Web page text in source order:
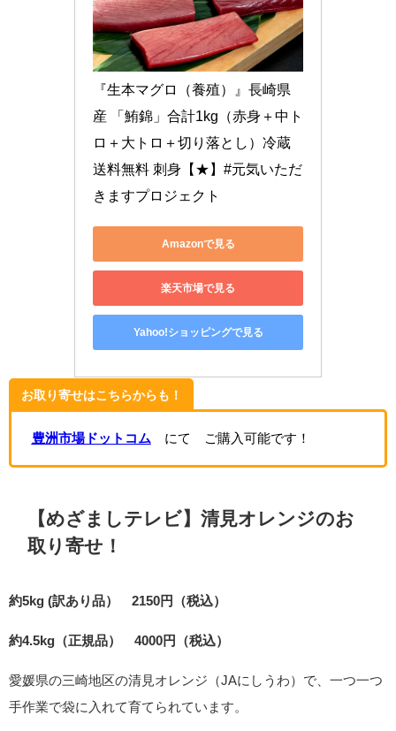
『生本マグロ（養殖）』長崎県
産 「鮪錦」合計1kg（赤身＋中ト
ロ＋大トロ＋切り落とし）冷蔵
送料無料 刺身【★】#元気いただ
きますプロジェクト
Amazonで見る
楽天市場で見る
Yahoo!ショッピングで見る
お取り寄せはこちらからも！
豊洲市場ドットコム にて ご購入可能です！
【めざましテレビ】清見オレンジのお
取り寄せ！
約5kg (訳あり品） 2150円（税込）
約4.5kg（正規品） 4000円（税込）
愛媛県の三崎地区の清見オレンジ（JAにしうわ）で、一つ一つ
手作業で袋に入れて育てられています。